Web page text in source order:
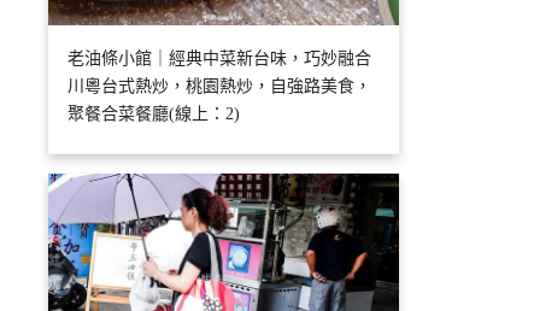
老油條小館｜經典中菜新台味，巧妙融合
川粵台式熱炒，桃園熱炒，自強路美食，
聚餐合菜餐廳(線上：2)